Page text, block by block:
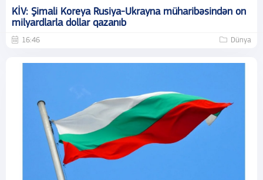
KİV: Şimali Koreya Rusiya-Ukrayna müharibəsindən on
milyardlarla dollar qazanıb
16:46 Dünya